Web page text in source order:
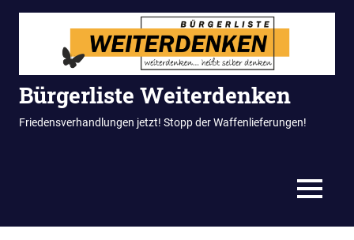
Zum
Bürgerliste Weiterdenken
Friedensverhandlungen jetzt! Stopp der Waffenlieferungen!
MENÜ